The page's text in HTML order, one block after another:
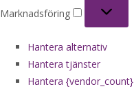
Marknadsföring
Hantera alternativ
Hantera tjänster
Hantera